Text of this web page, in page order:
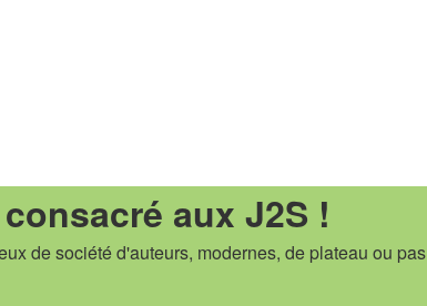
aux J2S !
de société d'auteurs, modernes, de plateau ou pas